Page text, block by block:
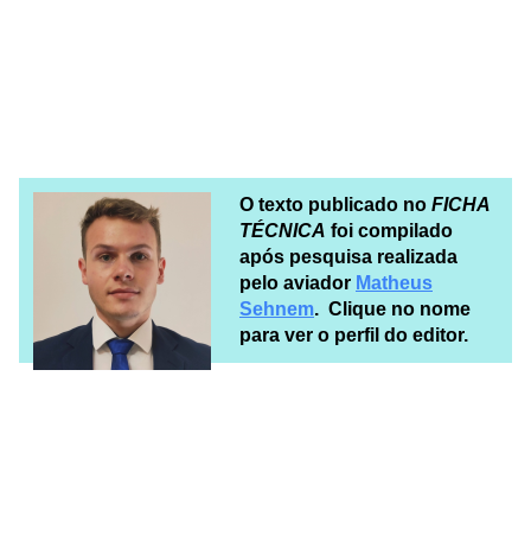
O texto publicado no FICHA
TÉCNICA foi compilado
após pesquisa realizada
pelo aviador Matheus
Sehnem. Clique no nome
para ver o perfil do editor.